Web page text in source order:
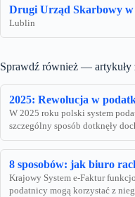
Drugi Urząd Skarbowy
Lublin
Sprawdź również — artykuły
2025: Rewolucja w
W 2025 roku polski system
szczególny sposób dotknęły
8 sposobów: jak biuro
Krajowy System e-Faktur
podatnicy mogą korzystać z